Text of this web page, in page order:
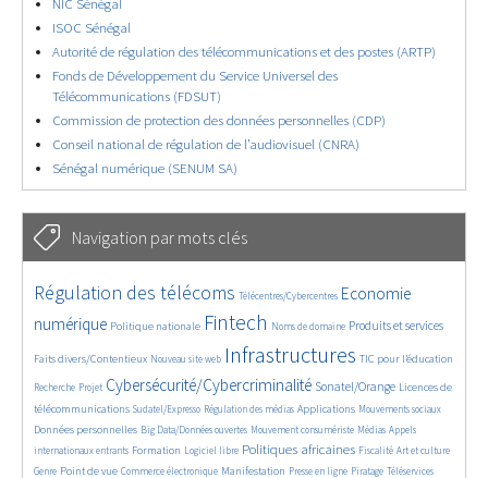
NIC Sénégal
ISOC Sénégal
Autorité de régulation des télécommunications et des postes (ARTP)
Fonds de Développement du Service Universel des
Télécommunications (FDSUT)
Commission de protection des données personnelles (CDP)
Conseil national de régulation de l’audiovisuel (CNRA)
Sénégal numérique (SENUM SA)
Navigation par mots clés
4629/5557
Régulation des télécoms
362/5557 Télécentres/Cybercentres
3737/5557
Economie
numérique
1862/5557 Politique nationale
5162/5557 Fintech
676/5557 Noms de domaine
2442/5557 Produits et services
1596/5557
Faits divers/Contentieux Nouveau site web Infrastructures TIC pour l’éducation
Recherche
247/5557Projet
3536/5557 Cybersécurité/Cybercriminalité
2303/5557 Sonatel/Orange
1611/5557
Licences de
télécommunications
299/5557 Sudatel/Expresso
1015/5557 Régulation des médias
1512/5557 Applications
1103/5557 Mouvements sociaux
1664/5557
Données personnelles
146/5557 Big Data/Données ouvertes
620/5557 Mouvement consumériste
366/5557 Médias
703/5557
Appels
internationaux entrants
1749/5557 Formation
94/5557 Logiciel libre
2615/5557 Politiques africaines
1103/5557 Fiscalité
175/5557 Art et culture
647/5557
Genre
1840/5557Point de vue
1044/5557 Commerce électronique
1575/5557 Manifestation
337/5557 Presse en ligne
129/5557 Piratage
208/5557 Téléservices
1225/5557